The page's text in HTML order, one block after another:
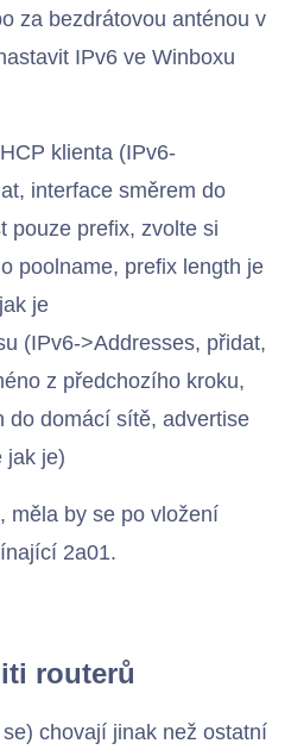
za bezdrátovou anténou v
IPv6 ve Winboxu
klienta (IPv6-
interface směrem do
pouze prefix, zvolte si
poolname, prefix length je
je
(IPv6->Addresses, přidat,
z předchozího kroku,
do domácí sítě, advertise
jak je)
měla by se po vložení
2a01.
routerů
chovají jinak než ostatní